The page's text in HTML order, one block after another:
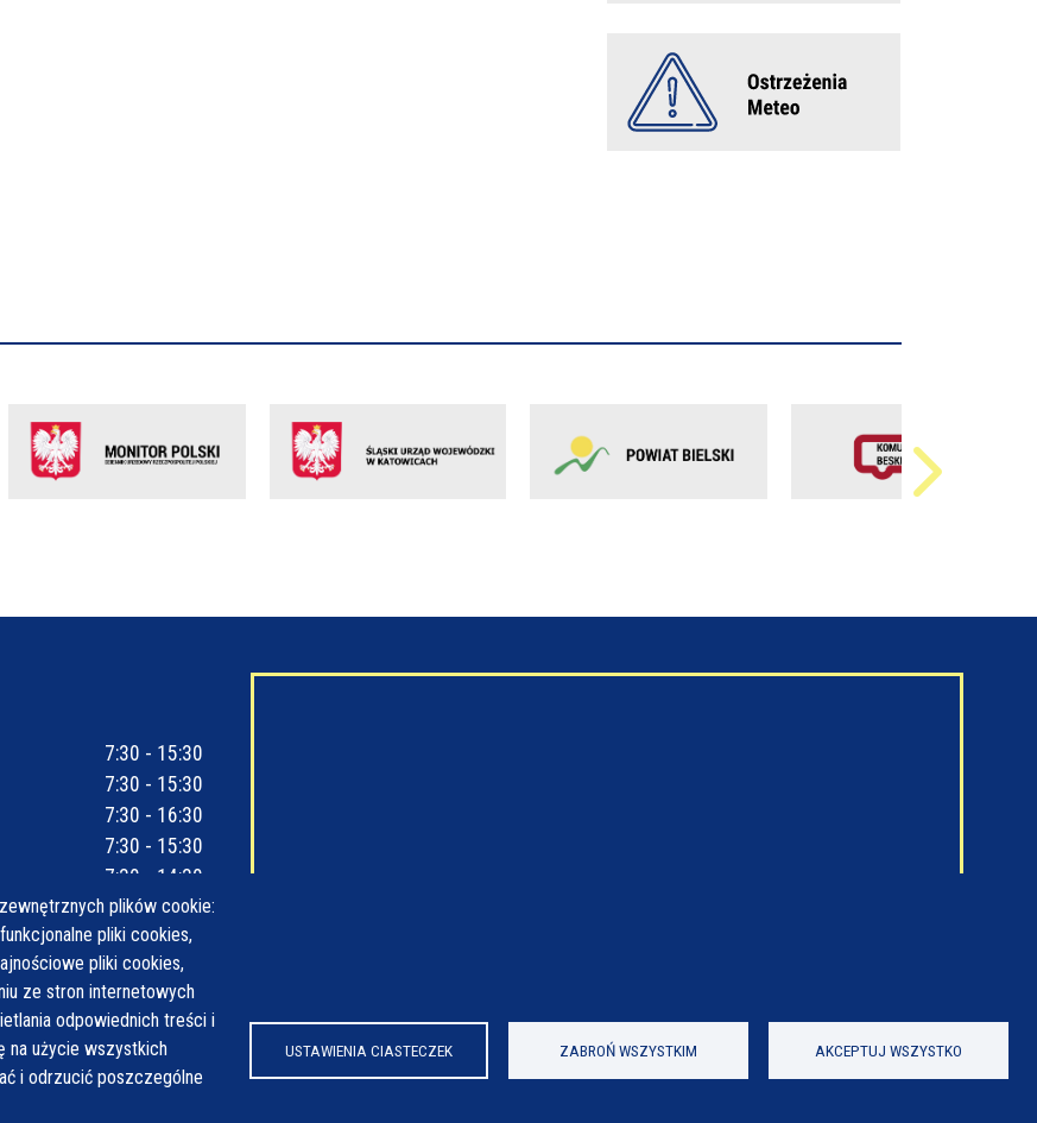
plików cookie:
pliki cookies,
pliki cookies,
ze stron internetowych
odpowiednich treści i
na użycie wszystkich
i odrzucić poszczególne
USTAWIENIA CIASTECZEK ZABROŃ WSZYSTKIM AKCEPTUJ WSZYSTKO
7:30 - 15:30
7:30 - 15:30
7:30 - 16:30
7:30 - 15:30
7:30 - 14:30